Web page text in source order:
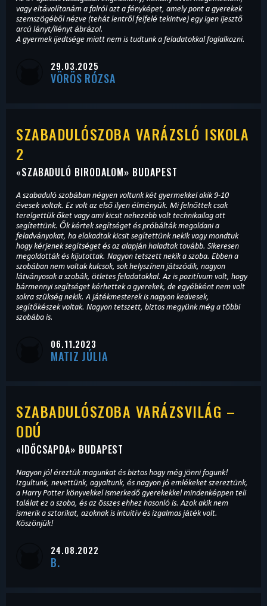
vagy eltávolítanám a falról azt a fényképet, amely pont a gyerekek
szemszögéből nézve (tehát lentről felfelé tekintve) egy igen ijesztő
arcú lányt/llényt ábrázol.
A gyermek ijedtsége miatt nem is tudtunk a feladatokkal foglalkozni.
29.03.2025
VÖRÖS RÓZSA
SZABADULÓSZOBA VARÁZSLÓ ISKOLA
2
«SZABADULÓ BIRODALOM» BUDAPEST
A szabaduló szobában négyen voltunk két gyermekkel akik 9-10
évesek voltak. Ez volt az első ilyen élményük. Mi felnőttek csak
terelgettük őket vagy ami kicsit nehezebb volt technikailag ott
segítettünk. Ők kértek segítséget és próbálták megoldani a
feladványokat, ha elakadtak kicsit segítettünk nekik vagy mondtuk
hogy kérjenek segítséget és az alapján haladtak tovább. Sikeresen
megoldották és kijutottak. Nagyon tetszett nekik a szoba. Ebben a
szobában nem voltak kulcsok, sok helyszínen játszódik, nagyon
látványosak a szobák, ötletes feladatokkal. Az is pozitívum volt, hogy
bármennyi segítséget kérhettek a gyerekek, de egyébként nem volt
sokra szükség nekik. A játékmesterek is nagyon kedvesek,
segítőkészek voltak. Nagyon tetszett, biztos megyünk még a többi
szobába is.
06.11.2023
MATIZ JÚLIA
SZABADULÓSZOBA VARÁZSVILÁG –
ODÚ
«IDŐCSAPDA» BUDAPEST
Nagyon jól éreztük magunkat és biztos hogy még jönni fogunk!
Izgultunk, nevettünk, agyaltunk, és nagyon jó emlékeket szereztünk,
a Harry Potter könyvekkel ismerkedő gyerekekkel mindenképpen teli
találat ez a szoba, és az összes ehhez hasonló is. Azok akik nem
ismerik a sztorikat, azoknak is intuitív és izgalmas játék volt.
Köszönjük!
24.08.2022
B.